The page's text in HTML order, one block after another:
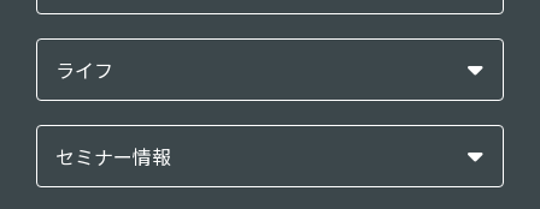
ライフ
セミナー情報